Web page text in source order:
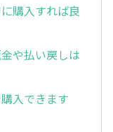
購入すれば良
や払い戻しは
入できます